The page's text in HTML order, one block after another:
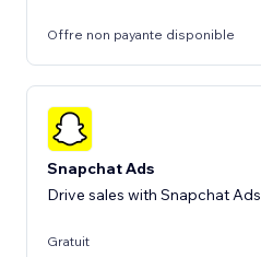
Offre non payante disponible
Snapchat Ads
Drive sales with Snapchat Ads
Gratuit